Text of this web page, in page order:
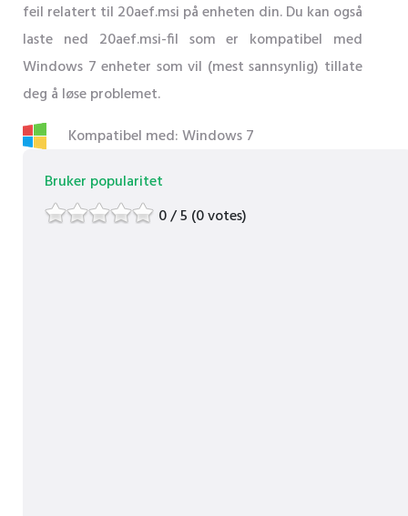
feil relatert til 20aef.msi på enheten din. Du kan også
laste ned 20aef.msi-fil som er kompatibel med
Windows 7 enheter som vil (mest sannsynlig) tillate
deg å løse problemet.
Kompatibel med: Windows 7
Bruker popularitet
0 / 5 (0 votes)